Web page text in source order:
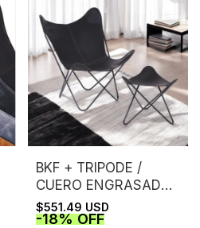
BKF + TRIPODE /
CUERO ENGRASADO /
ESTRUCTURA NEGRA
$551.49 USD
-18%OFF